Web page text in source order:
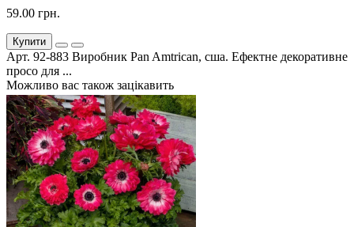
59.00 грн.
Купити
Арт. 92-883 Виробник Pan Amtrican, сша. Ефектне декоративне
просо для ...
Можливо вас також зацікавить